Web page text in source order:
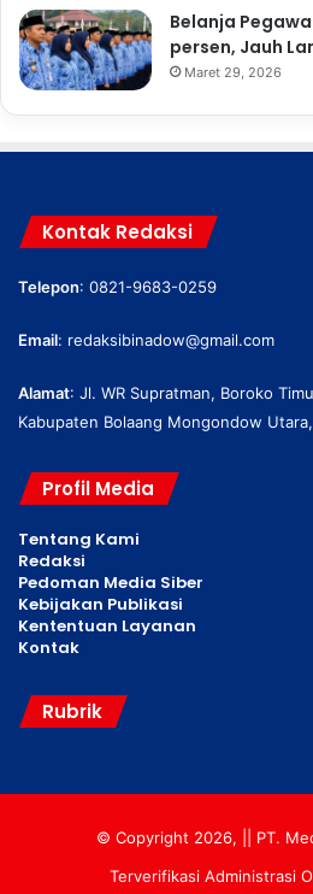
Belanja
persen, Jauh
Maret 29, 2026
Kontak Redaksi
Telepon: 0821-9683-0259
Email: redaksibinadow@gmail.com
Alamat: Jl. WR Supratman, Boroko
Kabupaten Bolaang Mongondow
Profil Media
Tentang Kami
Redaksi
Pedoman Media Siber
Kebijakan Publikasi
Kententuan Layanan
Kontak
Rubrik
© Copyright 2026, || PT.
Terverifikasi Administrasi